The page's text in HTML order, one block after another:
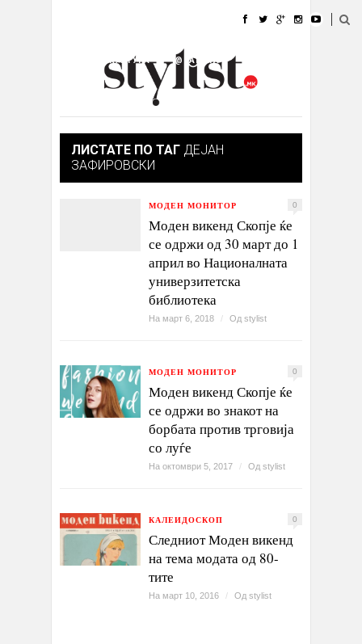
УБАВИНА
КУЛТУРА @РАБОТА
ИЗЛОГ
ЛИСТАТЕ ПО ТАГ ДЕЈАН
ЗАФИРОВСКИ
МОДЕН МОНИТОР 0
Моден викенд Скопје ќе
се одржи од 30 март до 1
април во Националната
универзитетска
библиотека
На март 6, 2018 / Од stylist
МОДЕН МОНИТОР 0
Моден викенд Скопје ќе
се одржи во знакот на
борбата против трговија
со луѓе
На октомври 5, 2017 / Од stylist
КАЛЕИДОСКОП 0
Следниот Моден викенд
на тема модата од 80-
тите
На март 10, 2016 / Од stylist